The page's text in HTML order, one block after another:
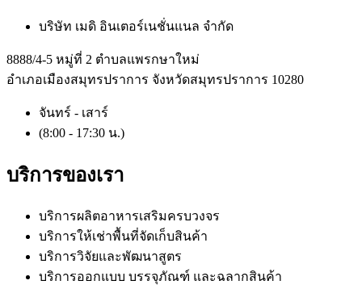
บริษัท เมดิ อินเตอร์เนชั่นแนล จำกัด
8888/4-5 หมู่ที่ 2 ตำบลแพรกษาใหม่
อำเภอเมืองสมุทรปราการ จังหวัดสมุทรปราการ 10280
จันทร์ - เสาร์
(8:00 - 17:30 น.)
บริการของเรา
บริการผลิตอาหารเสริมครบวงจร
บริการให้เช่าพื้นที่จัดเก็บสินค้า
บริการวิจัยและพัฒนาสูตร
บริการออกแบบ บรรจุภัณฑ์ และฉลากสินค้า